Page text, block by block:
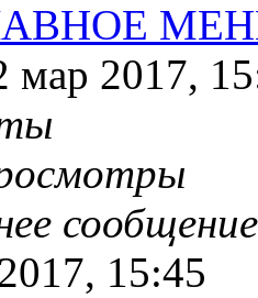
мар 2017,
15:45